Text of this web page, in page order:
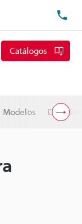
Catálogos
Modelos